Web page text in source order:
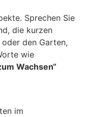
Sprechen Sie
die kurzen
den Garten,
wie
Wachsen“
im